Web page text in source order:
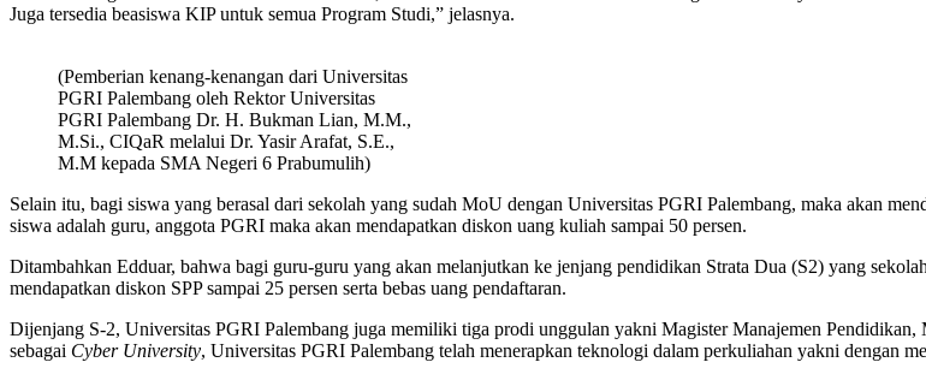
Juga tersedia beasiswa KIP untuk semua Program Studi,” jelasnya.
(Pemberian kenang-kenangan dari Universitas
PGRI Palembang oleh Rektor Universitas
PGRI Palembang Dr. H. Bukman Lian, M.M.,
M.Si., CIQaR melalui Dr. Yasir Arafat, S.E.,
M.M kepada SMA Negeri 6 Prabumulih)
Selain itu, bagi siswa yang berasal dari sekolah yang sudah MoU dengan Universitas PGRI Palembang, maka akan
siswa adalah guru, anggota PGRI maka akan mendapatkan diskon uang kuliah sampai 50 persen.
Ditambahkan Edduar, bahwa bagi guru-guru yang akan melanjutkan ke jenjang pendidikan Strata Dua (S2) yang
mendapatkan diskon SPP sampai 25 persen serta bebas uang pendaftaran.
Dijenjang S-2, Universitas PGRI Palembang juga memiliki tiga prodi unggulan yakni Magister Manajemen
sebagai Cyber University, Universitas PGRI Palembang telah menerapkan teknologi dalam perkuliahan yakni dengan